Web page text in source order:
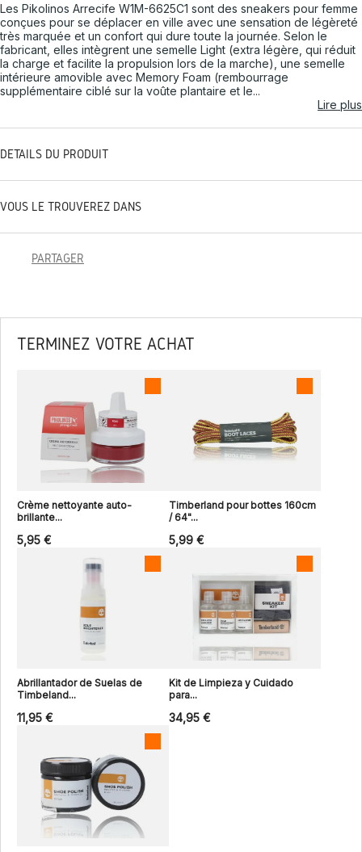
Les Pikolinos Arrecife W1M-6625C1 sont des sneakers pour femme
conçues pour se déplacer en ville avec une sensation de légèreté
très marquée et un confort qui dure toute la journée. Selon le
fabricant, elles intègrent une semelle Light (extra légère, qui réduit
la charge et facilite la propulsion lors de la marche), une semelle
intérieure amovible avec Memory Foam (rembourrage
supplémentaire ciblé sur la voûte plantaire et le...
Lire plus
DÉTAILS DU PRODUIT
VOUS LE TROUVEREZ DANS
PARTAGER
TERMINEZ VOTRE ACHAT
Crème nettoyante auto-
brillante...
5,95 €
Timberland pour bottes 160cm
/ 64"...
5,99 €
Abrillantador de Suelas de
Timbeland...
11,95 €
Kit de Limpieza y Cuidado
para...
34,95 €